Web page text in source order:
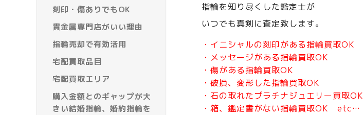
刻印・傷ありでもOK
貴金属専門店がいい理由
指輪売却で有効活用
宅配買取品目
宅配買取エリア
購入金額とのギャップが大
きい結婚指輪、婚約指輪を
指輪を知り尽くした鑑定士が
いつでも真剣に査定致します。
・イニシャルの刻印がある指輪買取OK
・メッセージがある指輪買取OK
・傷がある指輪買取OK
・破損、変形した指輪買取OK
・石の取れたプラチナジュエリー買取OK
・箱、鑑定書がない指輪買取OK etc…